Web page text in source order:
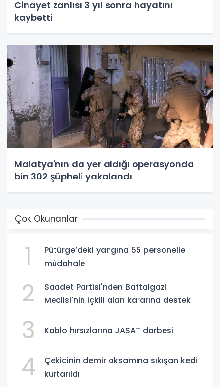
Cinayet zanlısı 3 yıl sonra hayatını
kaybetti
Malatya'nın da yer aldığı operasyonda
bin 302 şüpheli yakalandı
Çok Okunanlar
1
Pütürge’deki yangına 55 personelle
müdahale
2
Saadet Partisi'nden Battalgazi
Meclisi'nin içkili alan kararına destek
3 Kablo hırsızlarına JASAT darbesi
4
Çekicinin demir aksamına sıkışan kedi
kurtarıldı